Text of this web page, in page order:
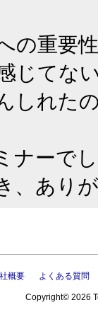
の重要
じてな
しれた
ナーで
、あり
概要 よくある質問
Copyright© 2026